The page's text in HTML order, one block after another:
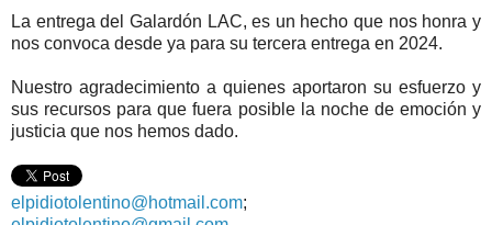
La entrega del Galardón LAC, es un hecho que nos honra y
nos convoca desde ya para su tercera entrega en 2024.
Nuestro agradecimiento a quienes aportaron su esfuerzo y
sus recursos para que fuera posible la noche de emoción y
justicia que nos hemos dado.
elpidiotolentino@hotmail.com;